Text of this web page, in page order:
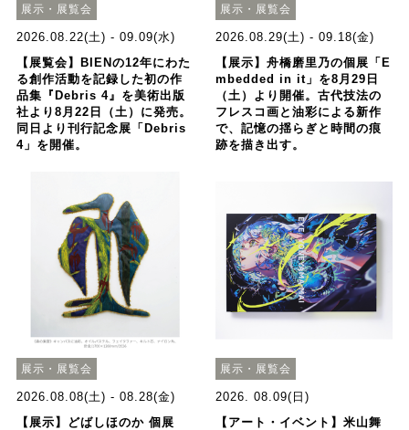
展示・展覧会
2026.08.22(土) - 09.09(水)
【展覧会】BIENの12年にわた
る創作活動を記録した初の作
品集『Debris 4』を美術出版
社より8月22日（土）に発売。
同日より刊行記念展「Debris
4」を開催。
展示・展覧会
2026.08.29(土) - 09.18(金)
【展示】舟橋磨里乃の個展「E
mbedded in it」を8月29日
（土）より開催。古代技法の
フレスコ画と油彩による新作
で、記憶の揺らぎと時間の痕
跡を描き出す。
展示・展覧会
2026.08.08(土) - 08.28(金)
【展示】どばしほのか 個展
展示・展覧会
2026. 08.09(日)
【アート・イベント】米山舞